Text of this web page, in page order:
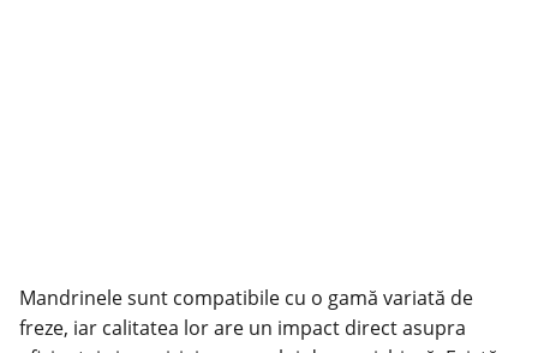
Mandrinele sunt compatibile cu o gamă variată de
freze, iar calitatea lor are un impact direct asupra